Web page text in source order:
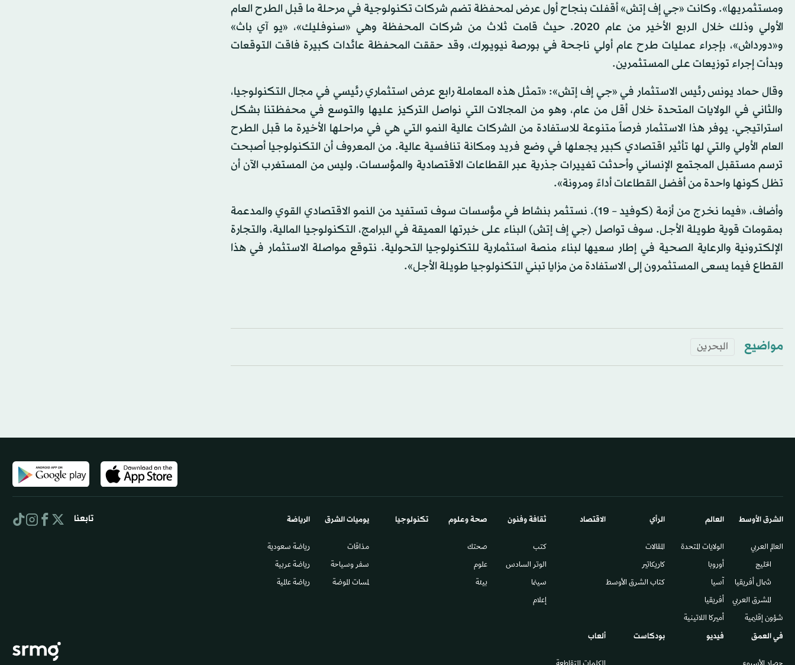
ومستثمريها». وكانت «جي إف إتش» أقفلت بنجاح أول عرض لمحفظة تضم شركات تكنولوجية في مرحلة ما قبل الطرح العام
الأولي وذلك خلال الربع الأخير من عام 2020. حيث قامت ثلاث من شركات المحفظة وهي «سنوفليك»، «يو آي باث»
و«دورداش»، بإجراء عمليات طرح عام أولي ناجحة في بورصة نيويورك، وقد حققت المحفظة عائدات كبيرة فاقت التوقعات
وبدأت إجراء توزيعات على المستثمرين.
وقال حماد يونس رئيس الاستثمار في «جي إف إتش»: «تمثل هذه المعاملة رابع عرض استثماري رئيسي في مجال التكنولوجيا،
والثاني في الولايات المتحدة خلال أقل من عام، وهو من المجالات التي نواصل التركيز عليها والتوسع في محفظتنا بشكل
استراتيجي. يوفر هذا الاستثمار فرصاً متنوعة للاستفادة من الشركات عالية النمو التي هي في مراحلها الأخيرة ما قبل الطرح
العام الأولي والتي لها تأثير اقتصادي كبير يجعلها في وضع فريد ومكانة تنافسية عالية. من المعروف أن التكنولوجيا أصبحت
ترسم مستقبل المجتمع الإنساني وأحدثت تغييرات جذرية عبر القطاعات الاقتصادية والمؤسسات. وليس من المستغرب الآن أن
تظل كونها واحدة من أفضل القطاعات أداءً ومرونة».
وأضاف، «فيما نخرج من أزمة (كوفيد – 19). نستثمر بنشاط في مؤسسات سوف تستفيد من النمو الاقتصادي القوي والمدعمة
بمقومات قوية طويلة الأجل. سوف تواصل (جي إف إتش) البناء على خبرتها العميقة في البرامج، التكنولوجيا المالية، والتجارة
الإلكترونية والرعاية الصحية في إطار سعيها لبناء منصة استثمارية للتكنولوجيا التحولية. نتوقع مواصلة الاستثمار في هذا
القطاع فيما يسعى المستثمرون إلى الاستفادة من مزايا تبني التكنولوجيا طويلة الأجل».
مواضيع البحرين
الشرق الأوسط​
العالم العربي
الخليج
شمال أفريقيا
المشرق العربي
شؤون إقليمية
العالم
الولايات المتحدة
أوروبا
آسيا
أفريقيا
أميركا اللاتينية
الرأي
المقالات
كاريكاتير
كتاب الشرق الأوسط
الاقتصاد ثقافة وفنون
كتب
الوتر السادس​
سينما
إعلام
صحة وعلوم
صحتك
علوم
بيئة
تكنولوجيا يوميات الشرق​
مذاقات
سفر وسياحة
لمسات الموضة
الرياضة
رياضة سعودية
رياضة عربية
رياضة عالمية
في العمق فيديو بودكاست ألعاب
تابعنا